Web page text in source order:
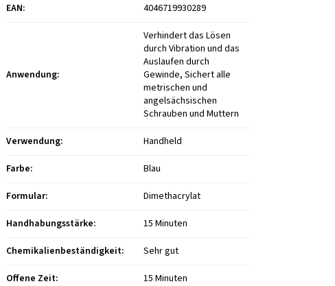
EAN: 4046719930289
Anwendung:
Verhindert das Lösen
durch Vibration und das
Auslaufen durch
Gewinde, Sichert alle
metrischen und
angelsächsischen
Schrauben und Muttern
Verwendung:
Handheld
Farbe:
Blau
Formular:
Dimethacrylat
Handhabungsstärke:
15 Minuten
Chemikalienbeständigkeit:
Sehr gut
Offene Zeit:
15 Minuten